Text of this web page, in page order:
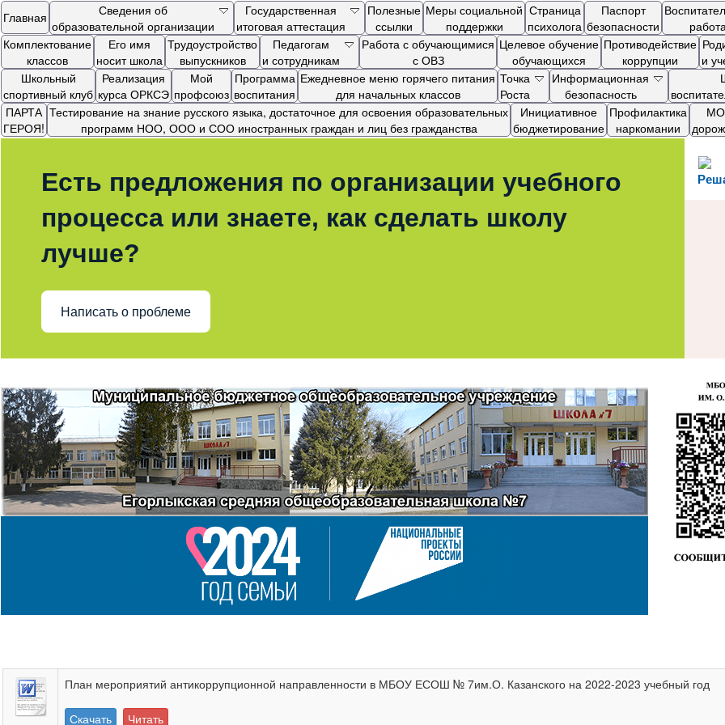
Главная
Сведения об
образовательной организации
Государственная
итоговая аттестация
Полезные
ссылки
Меры социальной
поддержки
Страница
психолога
Паспорт
безопасности
Комплектование
классов
Его имя
носит школа
Трудоустройство
выпускников
Педагогам
и сотрудникам
Работа с обучающимися
с ОВЗ
Целевое обучение
обучающихся
Противодействие
коррупции
и
Школьный
спортивный клуб
Реализация
курса ОРКСЭ
Мой
профсоюз
Программа
воспитания
Ежедневное меню горячего питания
для начальных классов
Точка
Роста
Информационная
безопасность
ПАРТА
ГЕРОЯ!
Тестирование на знание русского языка, достаточное для освоения образовательных
программ НОО, ООО и СОО иностранных граждан и лиц без гражданства
Инициативное
бюджетирование
Профилактика
наркомании
Есть предложения по организации учебного
процесса или знаете, как сделать школу
лучше?
Написать о проблеме
План мероприятий антикоррупционной направленности в МБОУ ЕСОШ № 7им.О. Казанского на 2022-2023 учебный год
Скачать Читать